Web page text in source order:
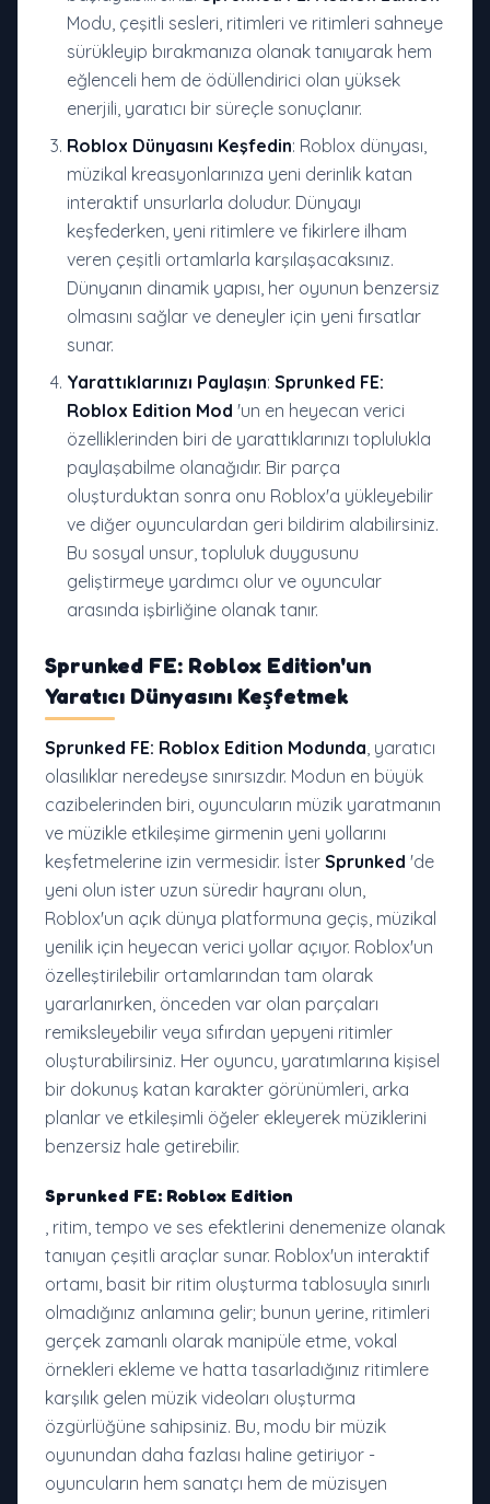
Modu, çeşitli sesleri, ritimleri ve ritimleri sahneye
sürükleyip bırakmanıza olanak tanıyarak hem
eğlenceli hem de ödüllendirici olan yüksek
enerjili, yaratıcı bir süreçle sonuçlanır.
Roblox Dünyasını Keşfedin: Roblox dünyası,
müzikal kreasyonlarınıza yeni derinlik katan
interaktif unsurlarla doludur. Dünyayı
keşfederken, yeni ritimlere ve fikirlere ilham
veren çeşitli ortamlarla karşılaşacaksınız.
Dünyanın dinamik yapısı, her oyunun benzersiz
olmasını sağlar ve deneyler için yeni fırsatlar
sunar.
Yarattıklarınızı Paylaşın: Sprunked FE:
Roblox Edition Mod 'un en heyecan verici
özelliklerinden biri de yarattıklarınızı toplulukla
paylaşabilme olanağıdır. Bir parça
oluşturduktan sonra onu Roblox'a yükleyebilir
ve diğer oyunculardan geri bildirim alabilirsiniz.
Bu sosyal unsur, topluluk duygusunu
geliştirmeye yardımcı olur ve oyuncular
arasında işbirliğine olanak tanır.
Sprunked FE: Roblox Edition'un
Yaratıcı Dünyasını Keşfetmek
Sprunked FE: Roblox Edition Modunda, yaratıcı
olasılıklar neredeyse sınırsızdır. Modun en büyük
cazibelerinden biri, oyuncuların müzik yaratmanın
ve müzikle etkileşime girmenin yeni yollarını
keşfetmelerine izin vermesidir. İster Sprunked 'de
yeni olun ister uzun süredir hayranı olun,
Roblox'un açık dünya platformuna geçiş, müzikal
yenilik için heyecan verici yollar açıyor. Roblox'un
özelleştirilebilir ortamlarından tam olarak
yararlanırken, önceden var olan parçaları
remiksleyebilir veya sıfırdan yepyeni ritimler
oluşturabilirsiniz. Her oyuncu, yaratımlarına kişisel
bir dokunuş katan karakter görünümleri, arka
planlar ve etkileşimli öğeler ekleyerek müziklerini
benzersiz hale getirebilir.
Sprunked FE: Roblox Edition
, ritim, tempo ve ses efektlerini denemenize olanak
tanıyan çeşitli araçlar sunar. Roblox'un interaktif
ortamı, basit bir ritim oluşturma tablosuyla sınırlı
olmadığınız anlamına gelir; bunun yerine, ritimleri
gerçek zamanlı olarak manipüle etme, vokal
örnekleri ekleme ve hatta tasarladığınız ritimlere
karşılık gelen müzik videoları oluşturma
özgürlüğüne sahipsiniz. Bu, modu bir müzik
oyunundan daha fazlası haline getiriyor -
oyuncuların hem sanatçı hem de müzisyen